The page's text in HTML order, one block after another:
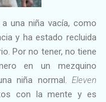
una niña vacía, como
y ha estado recluida
Por no tener, no tiene
en un mezquino
niña normal. Eleven
con la mente y es